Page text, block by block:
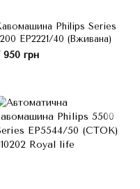
Philips Series
EP2221/40 (Вживана)
950 грн